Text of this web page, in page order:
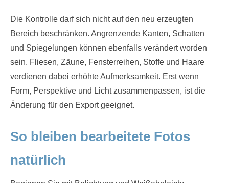
Die Kontrolle darf sich nicht auf den neu erzeugten
Bereich beschränken. Angrenzende Kanten, Schatten
und Spiegelungen können ebenfalls verändert worden
sein. Fliesen, Zäune, Fensterreihen, Stoffe und Haare
verdienen dabei erhöhte Aufmerksamkeit. Erst wenn
Form, Perspektive und Licht zusammenpassen, ist die
Änderung für den Export geeignet.
So bleiben bearbeitete Fotos
natürlich